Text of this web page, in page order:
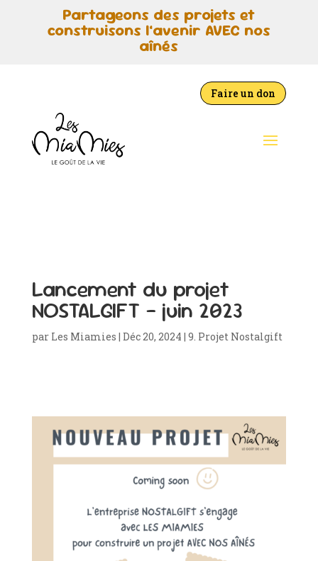
Partageons des projets et
construisons l’avenir AVEC nos
aînés
Faire un don
Lancement du projet
NOSTALGIFT – juin 2023
par Les Miamies | Déc 20, 2024 | 9. Projet Nostalgift